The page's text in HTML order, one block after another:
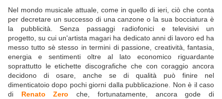
Nel mondo musicale attuale, come in quello di ieri, ciò che conta
per decretare un successo di una canzone o la sua bocciatura è
la pubblicità. Senza passaggi radiofonici e televisivi un
progetto, su cui un'artista magari ha dedicato anni di lavoro ed ha
messo tutto sè stesso in termini di passione, creatività, fantasia,
energia e sentimenti oltre al lato economico riguardante
soprattutto le etichette discografiche che con coraggio ancora
decidono di osare, anche se di qualità può finire nel
dimenticatoio dopo pochi giorni dalla pubblicazione. Non è il caso
di Renato Zero che, fortunatamente, ancora gode di